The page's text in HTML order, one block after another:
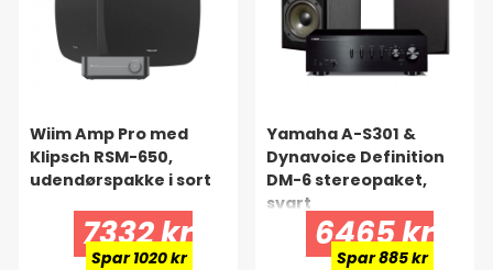
Wiim Amp Pro med
Klipsch RSM-650,
udendørspakke i sort
7332 kr
Spar 1020 kr
Yamaha A-S301 &
Dynavoice Definition
DM-6 stereopaket,
svart
6465 kr
Spar 885 kr